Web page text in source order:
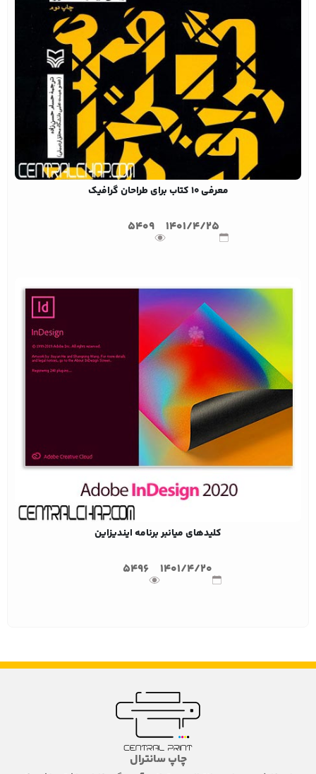
معرفی 10 کتاب برای طراحان گرافیک
1401/4/25
5409
کلیدهای میانبر برنامه ایندیزاین
1401/4/20
5496
چاپ سانترال